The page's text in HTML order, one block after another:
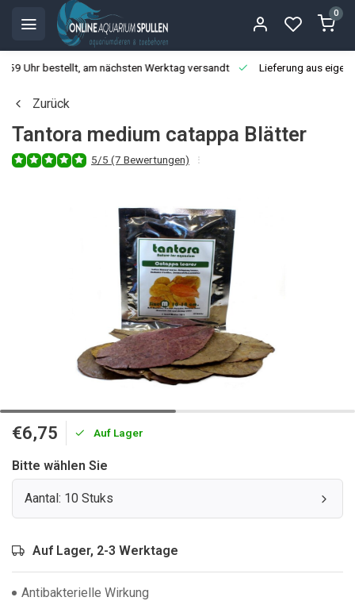
0
Uhr bestellt, am nächsten Werktag versandt Lieferung aus
Zurück
Tantora medium catappa Blätter
5/5 (7 Bewertungen)
€6,75 Auf Lager
Bitte wählen Sie
Aantal: 10 Stuks
Auf Lager, 2-3 Werktage
Antibakterielle Wirkung